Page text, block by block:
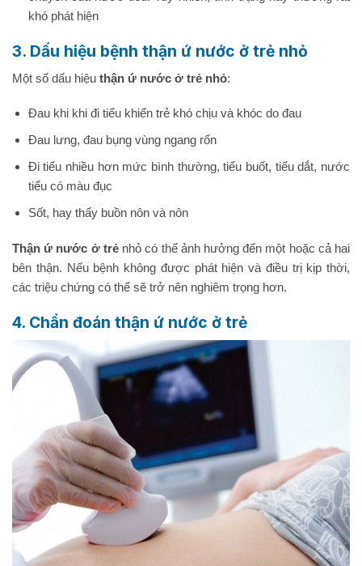
khó phát hiện
3. Dấu hiệu bệnh thận ứ nước ở trẻ nhỏ
Một số dấu hiệu thận ứ nước ở trẻ nhỏ:
Đau khi khi đi tiểu khiến trẻ khó chịu và khóc do đau
Đau lưng, đau bụng vùng ngang rốn
Đi tiểu nhiều hơn mức bình thường, tiểu buốt, tiểu dắt, nước
tiểu có màu đục
Sốt, hay thấy buồn nôn và nôn
Thận ứ nước ở trẻnhỏ có thể ảnh hưởng đến một hoặc cả hai
bên thận. Nếu bệnh không được phát hiện và điều trị kịp thời,
các triệu chứng có thể sẽ trở nên nghiêm trọng hơn.
4. Chẩn đoán thận ứ nước ở trẻ